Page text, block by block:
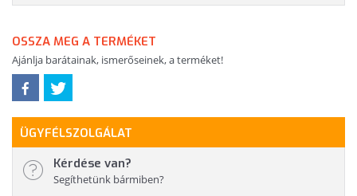
OSSZA MEG A TERMÉKET
Ajánlja barátainak, ismerőseinek, a terméket!
ÜGYFÉLSZOLGÁLAT
Kérdése van?
Segíthetünk bármiben?